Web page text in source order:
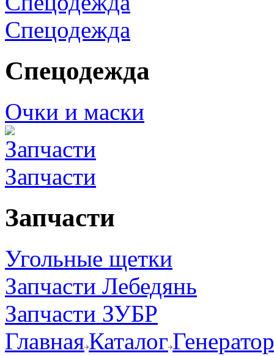
Спецодежда
Спецодежда
Очки и маски
Запчасти
Запчасти
Угольные щетки
Запчасти Лебедянь
Запчасти ЗУБР
ГлавнаяКаталог